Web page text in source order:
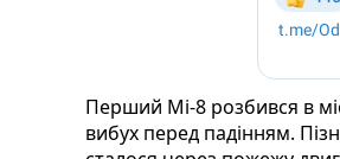
Перший Мі-8 розбився в
вибух перед падінням.